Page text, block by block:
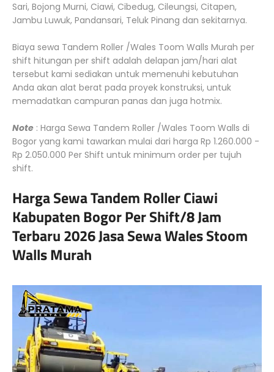
Sari, Bojong Murni, Ciawi, Cibedug, Cileungsi, Citapen,
Jambu Luwuk, Pandansari, Teluk Pinang dan sekitarnya.
Biaya sewa Tandem Roller /Wales Toom Walls Murah per
shift hitungan per shift adalah delapan jam/hari alat
tersebut kami sediakan untuk memenuhi kebutuhan
Anda akan alat berat pada proyek konstruksi, untuk
memadatkan campuran panas dan juga hotmix.
Note : Harga Sewa Tandem Roller /Wales Toom Walls di
Bogor yang kami tawarkan mulai dari harga Rp 1.260.000 -
Rp 2.050.000 Per Shift untuk minimum order per tujuh
shift.
Harga Sewa Tandem Roller Ciawi
Kabupaten Bogor Per Shift/8 Jam
Terbaru 2026 Jasa Sewa Wales Stoom
Walls Murah